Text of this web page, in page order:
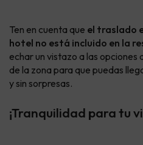
Ten en cuenta que el traslado
hotel no está incluido en la
echar un vistazo a las
de la zona para que puedas
y sin sorpresas.
¡Tranquilidad para tu